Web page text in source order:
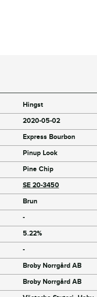
Hingst
2020-05-02
Express Bourbon
Pinup Look
Pine Chip
SE 20-3450
Brun
-
5.22%
-
Broby Norrgård AB
Broby Norrgård AB